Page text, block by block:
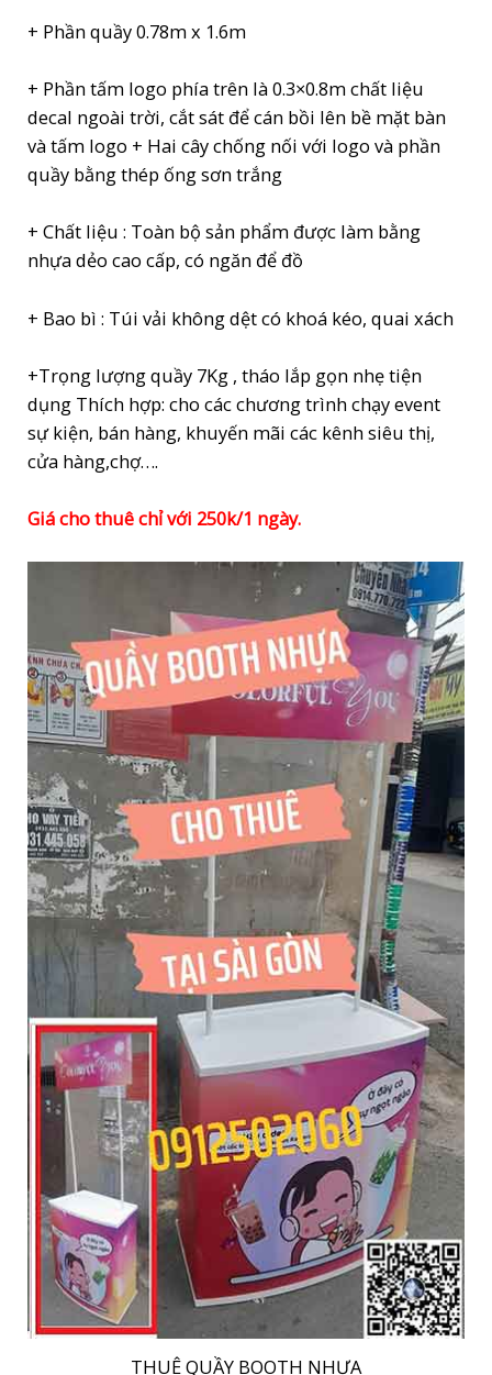
+ Phần quầy 0.78m x 1.6m
+ Phần tấm logo phía trên là 0.3×0.8m chất liệu
decal ngoài trời, cắt sát để cán bồi lên bề mặt bàn
và tấm logo + Hai cây chống nối với logo và phần
quầy bằng thép ống sơn trắng
+ Chất liệu : Toàn bộ sản phẩm được làm bằng
nhựa dẻo cao cấp, có ngăn để đồ
+ Bao bì : Túi vải không dệt có khoá kéo, quai xách
+Trọng lượng quầy 7Kg , tháo lắp gọn nhẹ tiện
dụng Thích hợp: cho các chương trình chạy event
sự kiện, bán hàng, khuyến mãi các kênh siêu thị,
cửa hàng,chợ….
Giá cho thuê chỉ với 250k/1 ngày.
THUÊ QUẦY BOOTH NHỰA